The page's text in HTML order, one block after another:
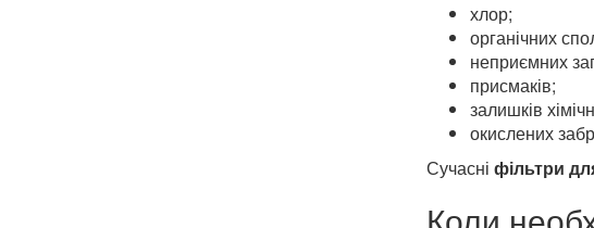
хлор;
органічних
неприємних
присмаків;
залишків
окислених
Сучасні фільтри